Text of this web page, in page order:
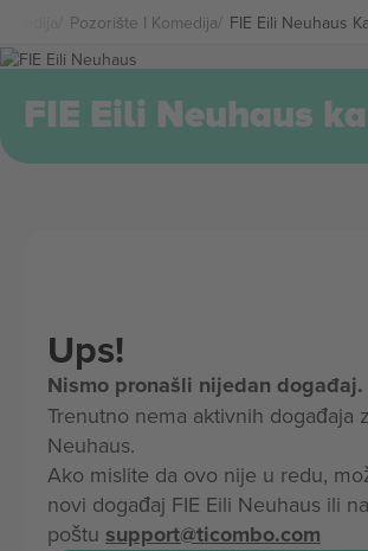
Pozorište I Komedija FIE Eili Neuhaus
Najavite
FIE Eili Neuhaus
Ups!
Nismo pronašli nijedan događaj.
Trenutno nema aktivnih događaja
Neuhaus.
Ako mislite da ovo nije u redu,
novi događaj FIE Eili Neuhaus ili
poštu support@ticombo.com